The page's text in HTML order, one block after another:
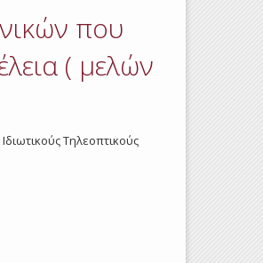
που
( μελών
Τηλεοπτικούς